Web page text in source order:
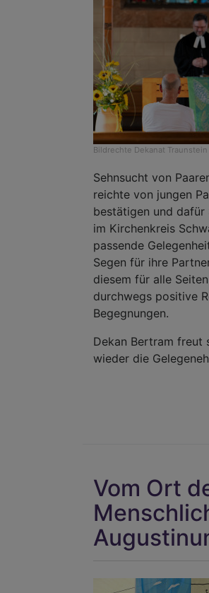
Bildrechte Dekanat Traunstein
Sehnsucht von
reichte von jungen
bestätigen und dafür
im Kirchenkreis
passende
Segen für ihre
diesem für alle
durchwegs positive
Begegnungen.
Dekan Bertram freut
wieder die
Vom Ort